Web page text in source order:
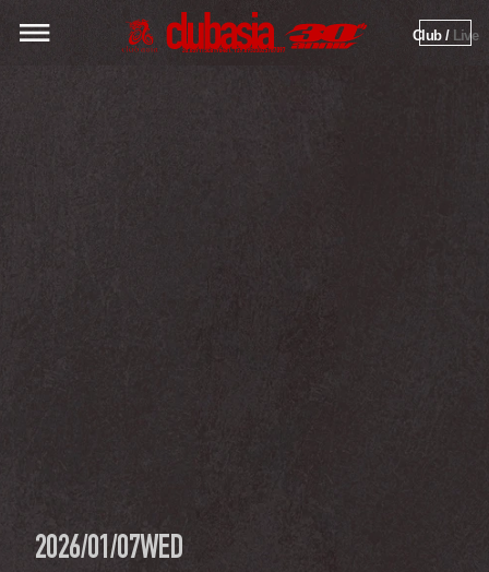
Club / Live
2026/01/07WED